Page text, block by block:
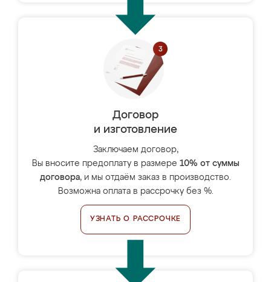
Договор
и изготовление
Заключаем договор,
Вы вносите предоплату в размере 10% от суммы
договора, и мы отдаём заказ в производство.
Возможна оплата в рассрочку без %.
УЗНАТЬ О РАССРОЧКЕ